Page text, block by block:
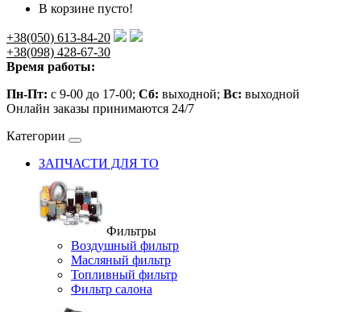
В корзине пусто!
+38(050) 613-84-20
+38(098) 428-67-30
Время работы:
Пн-Пт: с 9-00 до 17-00; Сб: выходной; Вс: выходной
Онлайн заказы принимаются 24/7
Категории
ЗАПЧАСТИ ДЛЯ ТО
Фильтры
Воздушный фильтр
Масляный фильтр
Топливный фильтр
Фильтр салона